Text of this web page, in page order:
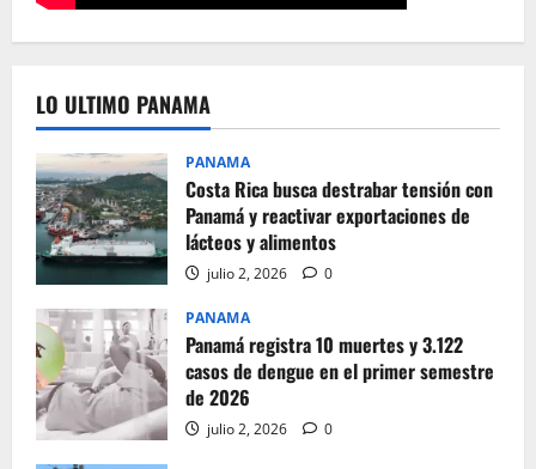
LO ULTIMO PANAMA
PANAMA
Costa Rica busca destrabar tensión con
Panamá y reactivar exportaciones de
lácteos y alimentos
julio 2, 2026 0
PANAMA
Panamá registra 10 muertes y 3.122
casos de dengue en el primer semestre
de 2026
julio 2, 2026 0